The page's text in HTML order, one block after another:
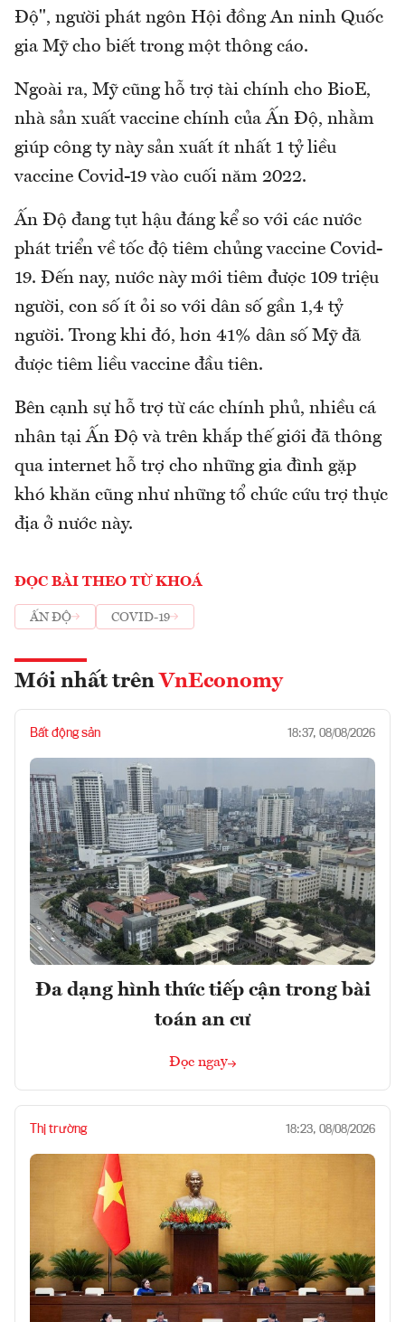
Độ", người phát ngôn Hội đồng An ninh Quốc
gia Mỹ cho biết trong một thông cáo.
Ngoài ra, Mỹ cũng hỗ trợ tài chính cho BioE,
nhà sản xuất vaccine chính của Ấn Độ, nhằm
giúp công ty này sản xuất ít nhất 1 tỷ liều
vaccine Covid-19 vào cuối năm 2022.
Ấn Độ đang tụt hậu đáng kể so với các nước
phát triển về tốc độ tiêm chủng vaccine Covid-
19. Đến nay, nước này mới tiêm được 109 triệu
người, con số ít ỏi so với dân số gần 1,4 tỷ
người. Trong khi đó, hơn 41% dân số Mỹ đã
được tiêm liều vaccine đầu tiên.
Bên cạnh sự hỗ trợ từ các chính phủ, nhiều cá
nhân tại Ấn Độ và trên khắp thế giới đã thông
qua internet hỗ trợ cho những gia đình gặp
khó khăn cũng như những tổ chức cứu trợ thực
địa ở nước này.
ĐỌC BÀI THEO TỪ KHOÁ
ẤN ĐỘ COVID-19
Mới nhất trên VnEconomy
Bất động sản 18:37, 08/08/2026
Đa dạng hình thức tiếp cận trong bài
toán an cư
Đọc ngay
Thị trường 18:23, 08/08/2026